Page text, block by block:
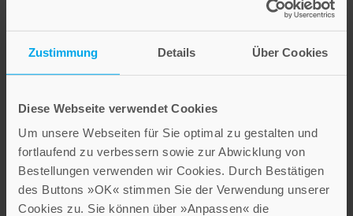
Zustimmung Details Über Cookies
Diese Webseite verwendet Cookies
Um unsere Webseiten für Sie optimal zu gestalten und
fortlaufend zu verbessern sowie zur Abwicklung von
Bestellungen verwenden wir Cookies. Durch Bestätigen
des Buttons »OK« stimmen Sie der Verwendung unserer
Cookies zu. Sie können über »Anpassen« die
Wartezeiten
12,00 €
Inkl. 7% MwSt., exkl.Versandkosten